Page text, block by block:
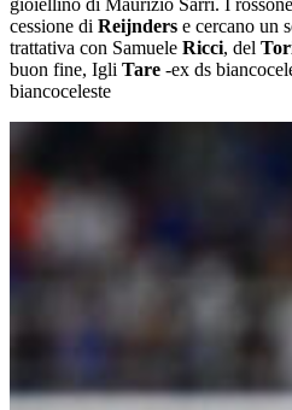
cessione di Reijnders e cercano un
trattativa con Samuele Ricci, del
buon fine, Igli Tare -ex ds
biancoceleste